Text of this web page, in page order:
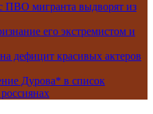
ПВО мигранта выдворят из
его экстремистом и
дефицит красивых актеров
Дурова* в список